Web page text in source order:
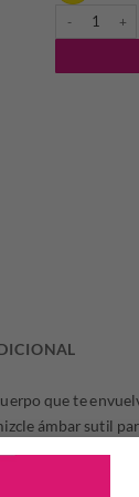
CALVIN
que te
ámbar sutil
y fácil
de la colección